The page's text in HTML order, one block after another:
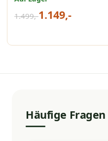
1.499,-1.149,-
Häufige Fragen